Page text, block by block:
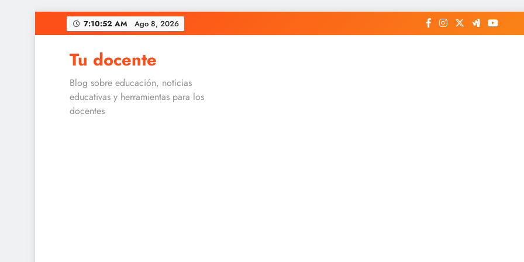
to
7:10:52 AM Ago 8, 2026
Tu docente
Blog sobre educación, noticias
educativas y herramientas para los
docentes